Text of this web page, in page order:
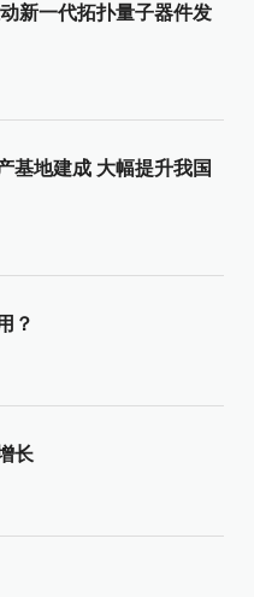
新一代拓扑量子器件发
基地建成 大幅提升我国
？
长